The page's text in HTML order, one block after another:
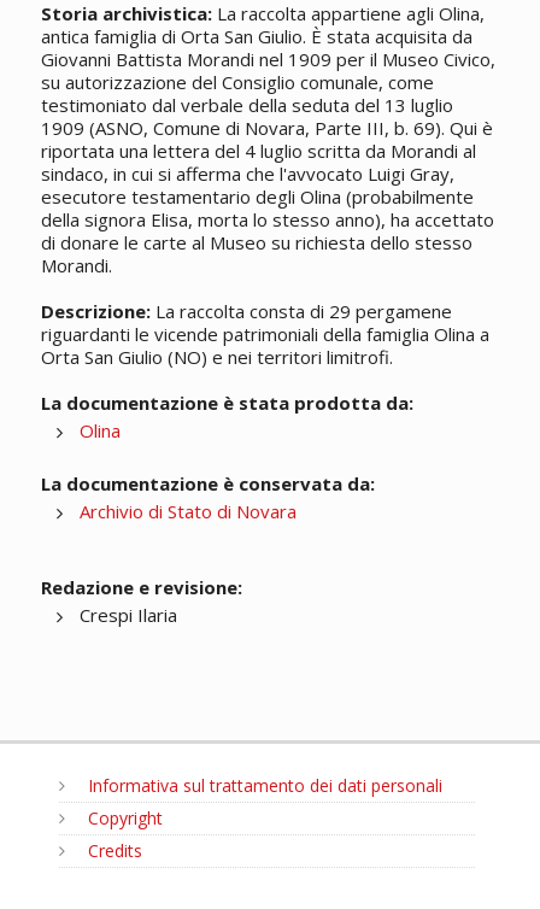
Storia archivistica:La raccolta appartiene agli Olina,
antica famiglia di Orta San Giulio. È stata acquisita da
Giovanni Battista Morandi nel 1909 per il Museo Civico,
su autorizzazione del Consiglio comunale, come
testimoniato dal verbale della seduta del 13 luglio
1909 (ASNO, Comune di Novara, Parte III, b. 69). Qui è
riportata una lettera del 4 luglio scritta da Morandi al
sindaco, in cui si afferma che l'avvocato Luigi Gray,
esecutore testamentario degli Olina (probabilmente
della signora Elisa, morta lo stesso anno), ha accettato
di donare le carte al Museo su richiesta dello stesso
Morandi.
Descrizione:La raccolta consta di 29 pergamene
riguardanti le vicende patrimoniali della famiglia Olina a
Orta San Giulio (NO) e nei territori limitrofi.
La documentazione è stata prodotta da:
Olina
La documentazione è conservata da:
Archivio di Stato di Novara
Redazione e revisione:
Crespi Ilaria
Informativa sul trattamento dei dati personali
Copyright
Credits